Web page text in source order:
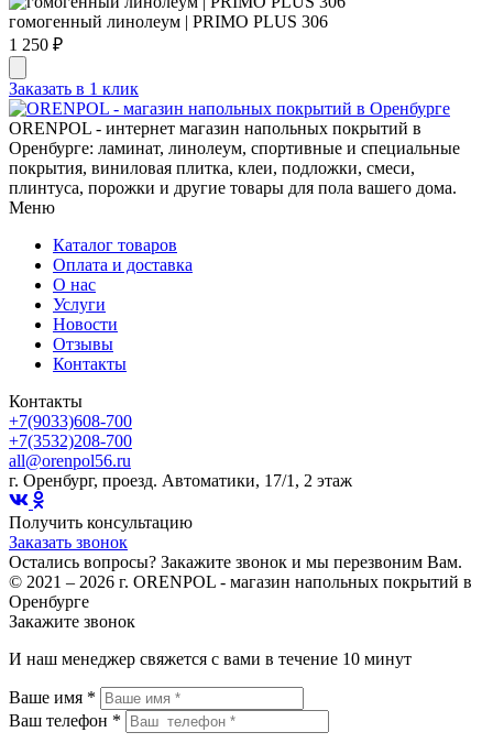
гомогенный линолеум | PRIMO PLUS 306
1 250 ₽
Заказать в 1 клик
ORENPOL - интернет магазин напольных покрытий в
Оренбурге: ламинат, линолеум, спортивные и специальные
покрытия, виниловая плитка, клеи, подложки, смеси,
плинтуса, порожки и другие товары для пола вашего дома.
Меню
Каталог товаров
Оплата и доставка
О нас
Услуги
Новости
Отзывы
Контакты
Контакты
+7(9033)608-700
+7(3532)208-700
all@orenpol56.ru
г. Оренбург, проезд. Автоматики, 17/1, 2 этаж
Получить консультацию
Заказать звонок
Остались вопросы? Закажите звонок и мы перезвоним Вам.
© 2021 – 2026 г. ORENPOL - магазин напольных покрытий в
Оренбурге
Закажите звонок
И наш менеджер свяжется с вами в течение 10 минут
Ваше имя *
Ваш телефон *